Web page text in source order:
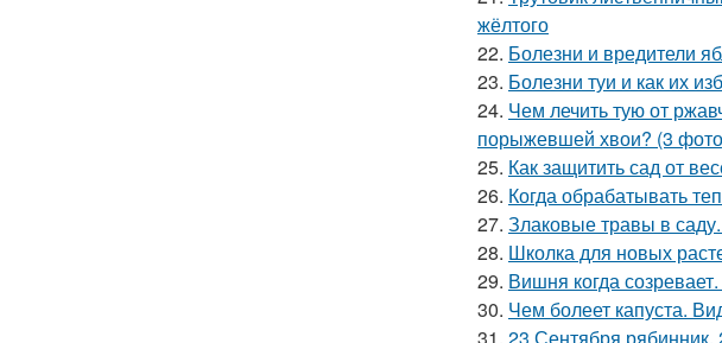
жёлтого
22. Болезни и вредители
23. Болезни туи и как их
24. Чем лечить тую от
порыжевшей хвои? (3
25. Как защитить сад от
26. Когда обрабатывать
27. Злаковые травы в
28. Школка для новых
29. Вишня когда
30. Чем болеет капуста.